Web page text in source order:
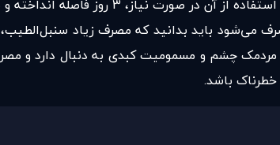
می‌شود باید بدانید که مصرف زیاد
چشم و مسمومیت کبدی به دنبال دارد و
باشد.